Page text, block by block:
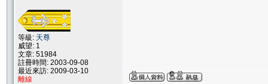
等級: 天尊
威望: 1
文章: 51984
註冊時間: 2003-09-08
最近來訪: 2009-03-10
離線